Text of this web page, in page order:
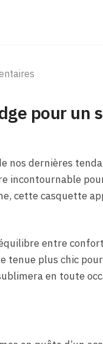
pour un
nos dernières
incontournable
cette casquette
entre
tenue plus chic
en toute